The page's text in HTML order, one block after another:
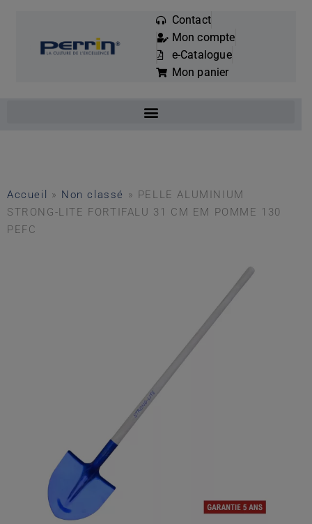
Mots
clés
:
Contact
Mon compte
e-Catalogue
Mon panier
Accueil » Non classé » PELLE ALUMINIUM
STRONG-LITE FORTIFALU 31 CM EM POMME 130
PEFC